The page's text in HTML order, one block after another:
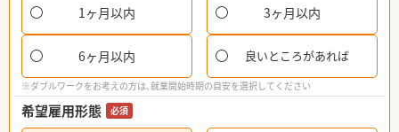
1ヶ月以内 3ヶ月以内
6ヶ月以内 良いところがあれば
※ダブルワークをお考えの方は、就業開始時期の目安を選択してください
希望雇用形態 必須